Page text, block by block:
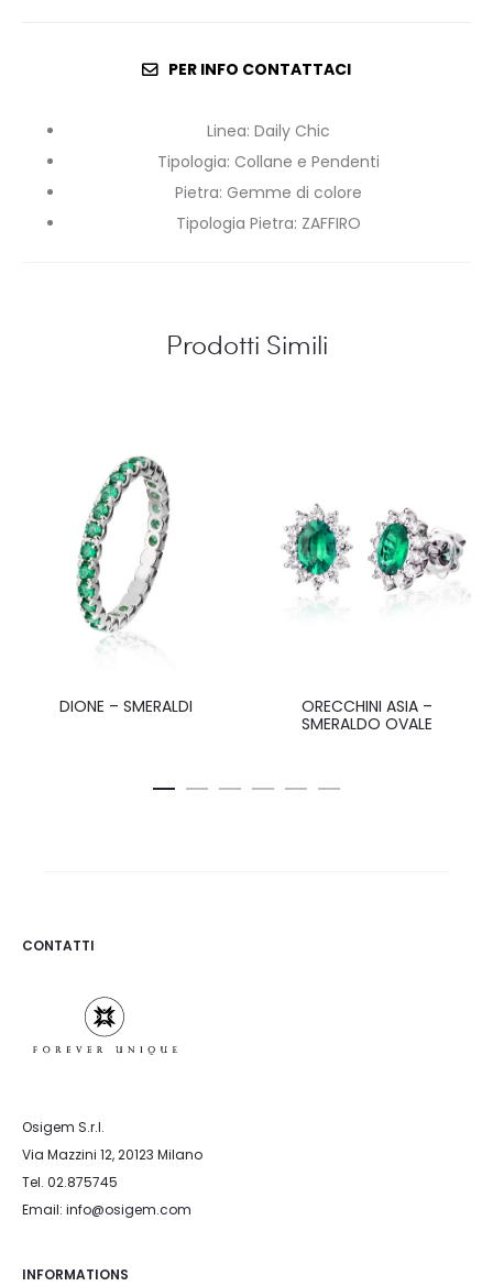
PER INFO CONTATTACI
Linea: Daily Chic
Tipologia: Collane e Pendenti
Pietra: Gemme di colore
Tipologia Pietra: ZAFFIRO
Prodotti Simili
DIONE – SMERALDI
ORECCHINI ASIA –
SMERALDO OVALE
CONTATTI
Osigem S.r.l.
Via Mazzini 12, 20123 Milano
Tel. 02.875745
Email: info@osigem.com
INFORMATIONS